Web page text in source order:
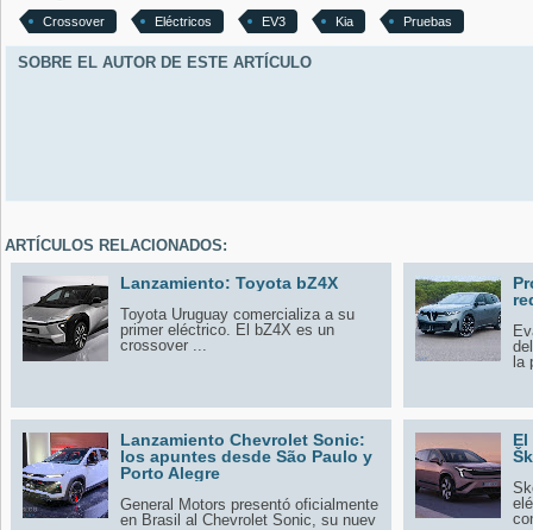
Crossover Eléctricos EV3 Kia Pruebas
SOBRE EL AUTOR DE ESTE ARTÍCULO
ARTÍCULOS RELACIONADOS:
Lanzamiento: Toyota bZ4X
Toyota Uruguay comercializa a su
primer eléctrico. El bZ4X es un
crossover ...
la
Lanzamiento Chevrolet Sonic:
los apuntes desde São Paulo y
Porto Alegre
General Motors presentó oficialmente
en Brasil al Chevrolet Sonic, su nuev